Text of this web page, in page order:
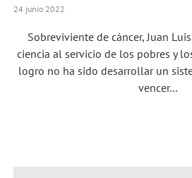
24 junio 2022
Sobreviviente de cáncer, Juan
ciencia al servicio de los pobres y
logro no ha sido desarrollar un
vencer…